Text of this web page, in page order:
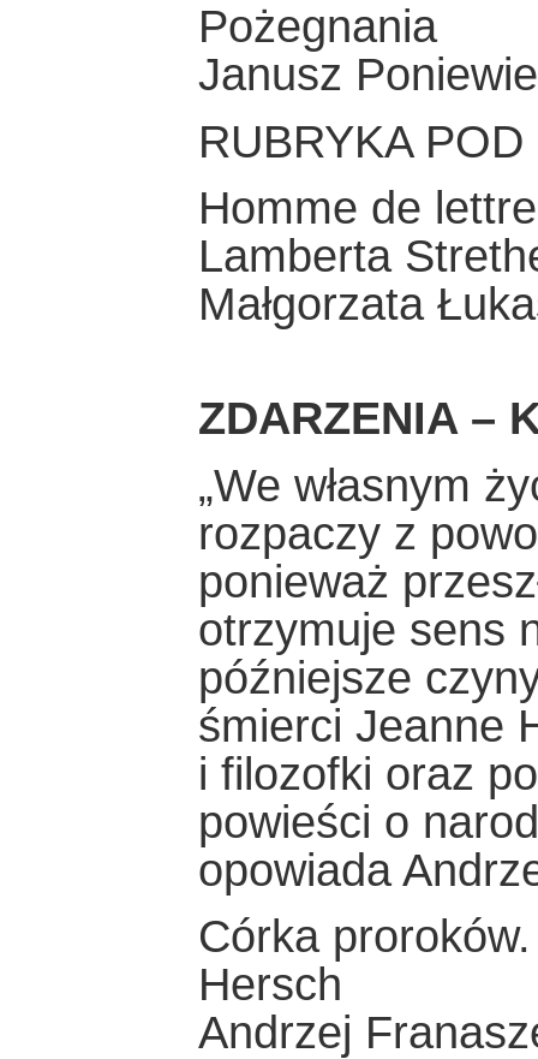
Pożegnania
Janusz
RUBRYKA
Homme de
Lamberta
Małgorzata
ZDARZENIA –
„We własnym
rozpaczy z
ponieważ
otrzymuje sens
późniejsze
śmierci Jeanne
i filozofki oraz
powieści o
opowiada
Córka
Hersch
Andrzej